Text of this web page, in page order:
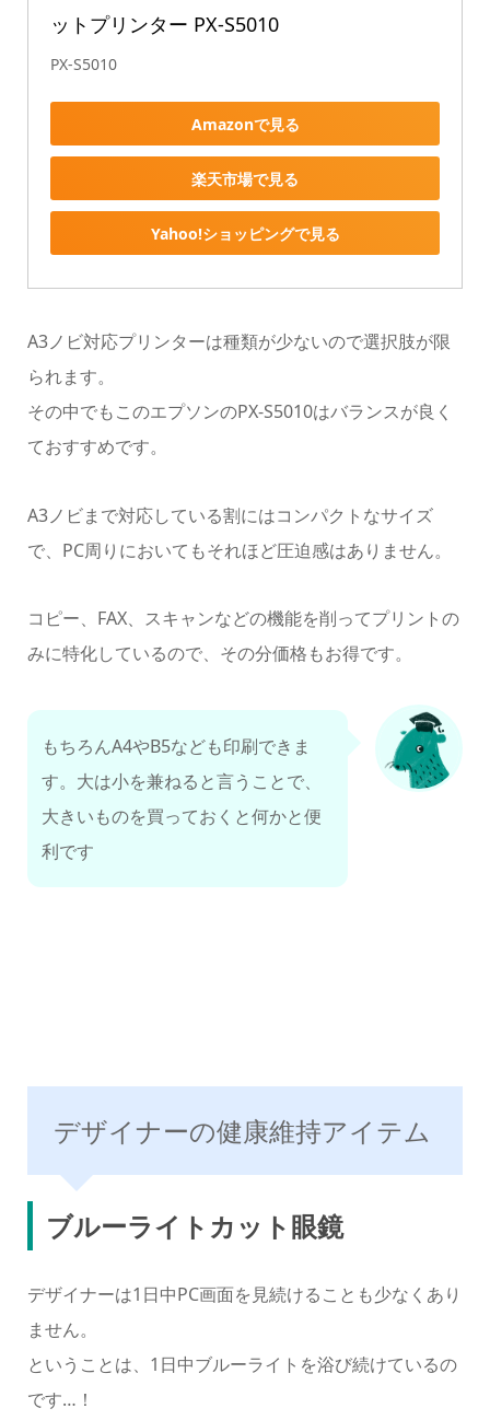
ットプリンター PX-S5010
PX-S5010
Amazonで見る
楽天市場で見る
Yahoo!ショッピングで見る
A3ノビ対応プリンターは種類が少ないので選択肢が限
られます。
その中でもこのエプソンのPX-S5010はバランスが良く
ておすすめです。
A3ノビまで対応している割にはコンパクトなサイズ
で、PC周りにおいてもそれほど圧迫感はありません。
コピー、FAX、スキャンなどの機能を削ってプリントの
みに特化しているので、その分価格もお得です。
もちろんA4やB5なども印刷できま
す。大は小を兼ねると言うことで、
大きいものを買っておくと何かと便
利です
デザイナーの健康維持アイテム
ブルーライトカット眼鏡
デザイナーは1日中PC画面を見続けることも少なくあり
ません。
ということは、1日中ブルーライトを浴び続けているの
です…！